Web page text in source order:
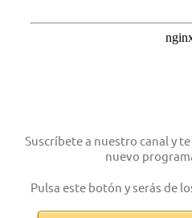
Suscríbete a nuestro canal y
nuevo
Pulsa este botón y serás de